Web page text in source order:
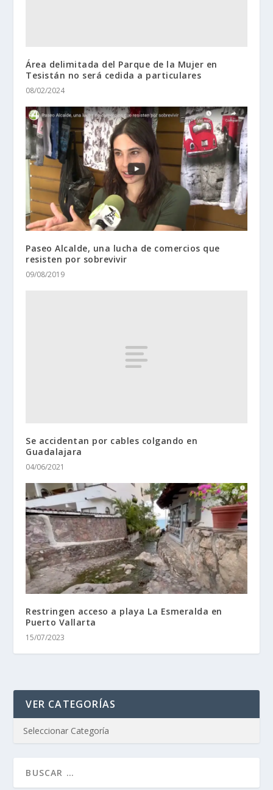
Área delimitada del Parque de la Mujer en
Tesistán no será cedida a particulares
08/02/2024
Paseo Alcalde, una lucha de comercios que
resisten por sobrevivir
09/08/2019
Se accidentan por cables colgando en
Guadalajara
04/06/2021
Restringen acceso a playa La Esmeralda en
Puerto Vallarta
15/07/2023
VER CATEGORÍAS